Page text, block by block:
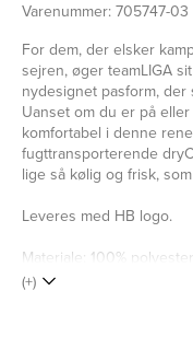
Varenummer: 705747-03
For dem, der elsker
sejren, øger teamLIGA
nydesignet pasform,
Uanset om du er på
komfortabel i denne
fugttransporterende
lige så kølig og frisk,
Leveres med HB logo.
Materiale: 100% polyester
(+)